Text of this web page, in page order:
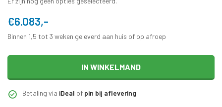
€6.083,-
Binnen 1,5 tot 3 weken geleverd aan huis of op afroep
IN WINKELMAND
Betaling via iDeal of pin bij aflevering